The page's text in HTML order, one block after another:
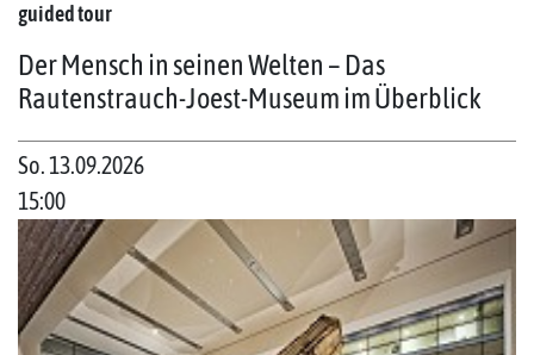
guided tour
Der Mensch in seinen Welten – Das
Rautenstrauch-Joest-Museum im Überblick
So. 13.09.2026
15:00